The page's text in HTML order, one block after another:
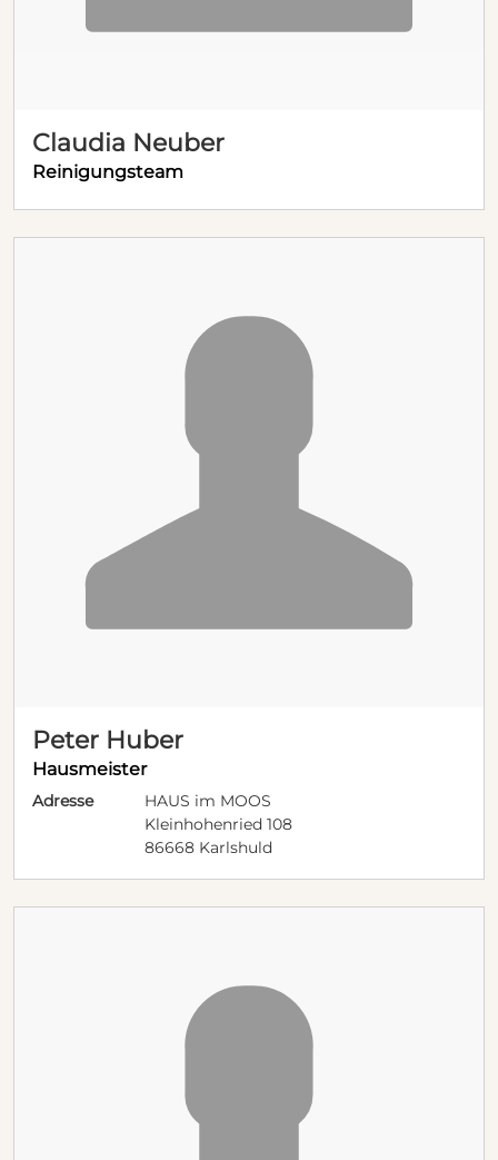
Claudia Neuber
Reinigungsteam
Peter Huber
Hausmeister
Adresse
HAUS im MOOS
Kleinhohenried 108
86668 Karlshuld